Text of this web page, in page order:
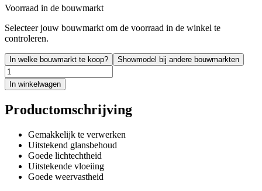
Voorraad in de bouwmarkt
Selecteer jouw bouwmarkt om de voorraad in de winkel te
controleren.
In welke bouwmarkt te koop? Showmodel bij andere bouwmarkten
In winkelwagen
Productomschrijving
Gemakkelijk te verwerken
Uitstekend glansbehoud
Goede lichtechtheid
Uitstekende vloeiing
Goede weervastheid